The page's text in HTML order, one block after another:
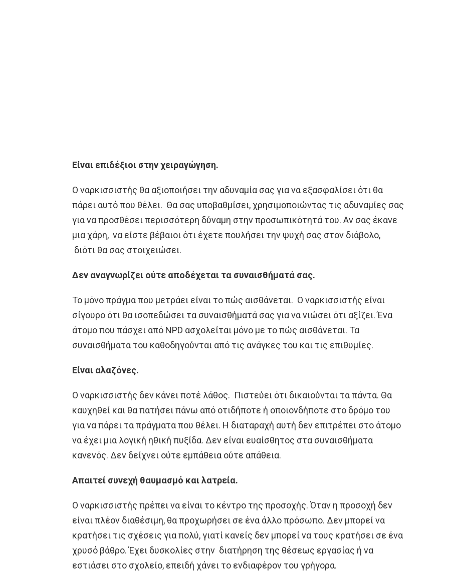
Είναι επιδέξιοι στην χειραγώγηση.
Ο ναρκισσιστής θα αξιοποιήσει την αδυναμία σας για να εξασφαλίσει ότι θα
πάρει αυτό που θέλει. Θα σας υποβαθμίσει, χρησιμοποιώντας τις αδυναμίες σας
για να προσθέσει περισσότερη δύναμη στην προσωπικότητά του. Αν σας έκανε
μια χάρη, να είστε βέβαιοι ότι έχετε πουλήσει την ψυχή σας στον διάβολο,
διότι θα σας στοιχειώσει.
Δεν αναγνωρίζει ούτε αποδέχεται τα συναισθήματά σας.
Το μόνο πράγμα που μετράει είναι το πώς αισθάνεται. Ο ναρκισσιστής είναι
σίγουρο ότι θα ισοπεδώσει τα συναισθήματά σας για να νιώσει ότι αξίζει. Ένα
άτομο που πάσχει από NPD ασχολείται μόνο με το πώς αισθάνεται. Τα
συναισθήματα του καθοδηγούνται από τις ανάγκες του και τις επιθυμίες.
Είναι αλαζόνες.
Ο ναρκισσιστής δεν κάνει ποτέ λάθος. Πιστεύει ότι δικαιούνται τα πάντα. Θα
καυχηθεί και θα πατήσει πάνω από οτιδήποτε ή οποιονδήποτε στο δρόμο του
για να πάρει τα πράγματα που θέλει. Η διαταραχή αυτή δεν επιτρέπει στο άτομο
να έχει μια λογική ηθική πυξίδα. Δεν είναι ευαίσθητος στα συναισθήματα
κανενός. Δεν δείχνει ούτε εμπάθεια ούτε απάθεια.
Απαιτεί συνεχή θαυμασμό και λατρεία.
Ο ναρκισσιστής πρέπει να είναι το κέντρο της προσοχής. Όταν η προσοχή δεν
είναι πλέον διαθέσιμη, θα προχωρήσει σε ένα άλλο πρόσωπο. Δεν μπορεί να
κρατήσει τις σχέσεις για πολύ, γιατί κανείς δεν μπορεί να τους κρατήσει σε ένα
χρυσό βάθρο. Έχει δυσκολίες στην διατήρηση της θέσεως εργασίας ή να
εστιάσει στο σχολείο, επειδή χάνει το ενδιαφέρον του γρήγορα.